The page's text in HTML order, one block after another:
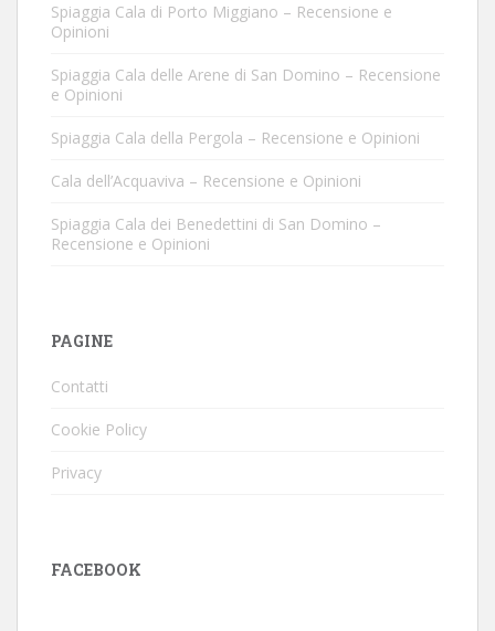
Spiaggia Cala di Porto Miggiano – Recensione e
Opinioni
Spiaggia Cala delle Arene di San Domino – Recensione
e Opinioni
Spiaggia Cala della Pergola – Recensione e Opinioni
Cala dell’Acquaviva – Recensione e Opinioni
Spiaggia Cala dei Benedettini di San Domino –
Recensione e Opinioni
PAGINE
Contatti
Cookie Policy
Privacy
FACEBOOK